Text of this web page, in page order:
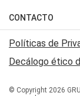
Judiciales
Economia
Trucos caseros
Series y Películas
Edictos y
Mundial
Automovilismo
Rugby
Básquet
Canal 7 en Vivo
San Juan 8
CONTACTO
Acerca de
Contactanos
Políticas de
Decálogo ético
© Copyright 2026